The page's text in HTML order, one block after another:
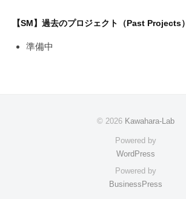
【SM】過去のプロジェクト（Past Projects）
準備中
© 2026 Kawahara-Lab
Powered by
WordPress
Powered by
BusinessPress